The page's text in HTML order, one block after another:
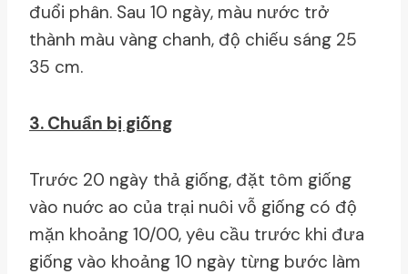
đuổi phân. Sau 10 ngày, màu nước trở
thành màu vàng chanh, độ chiếu sáng 25
35 cm.
3. Chuẩn bị giống
Trước 20 ngày thả giống, đặt tôm giống
vào nuớc ao của trại nuôi vỗ giống có độ
mặn khoảng 10/00, yêu cầu trước khi đưa
giống vào khoảng 10 ngày từng bước làm